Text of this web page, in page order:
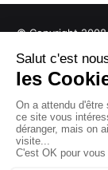
© Copyright